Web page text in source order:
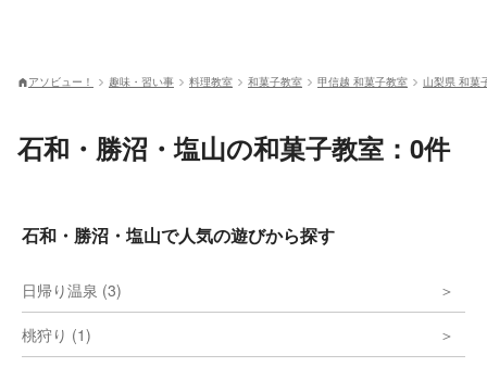
アソビュー！ 趣味・習い事 料理教室 和菓子教室 甲信越 和菓子教室 山梨県 和菓
石和・勝沼・塩山の和菓子教室：0件
石和・勝沼・塩山で人気の遊びから探す
日帰り温泉 (3)
桃狩り (1)